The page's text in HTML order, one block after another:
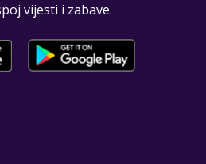
vijesti i zabave.